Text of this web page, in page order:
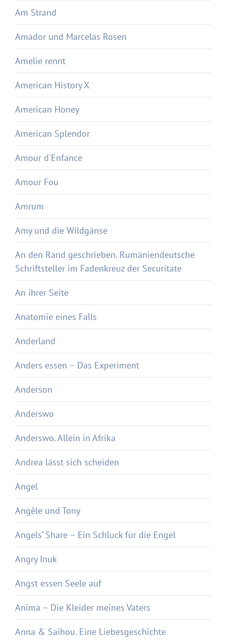
Am Strand
Amador und Marcelas Rosen
Amelie rennt
American History X
American Honey
American Splendor
Amour d'Enfance
Amour Fou
Amrum
Amy und die Wildgänse
An den Rand geschrieben. Rumäniendeutsche
Schriftsteller im Fadenkreuz der Securitate
An ihrer Seite
Anatomie eines Falls
Anderland
Anders essen – Das Experiment
Anderson
Anderswo
Anderswo. Allein in Afrika
Andrea lässt sich scheiden
Angel
Angèle und Tony
Angels‘ Share – Ein Schluck für die Engel
Angry Inuk
Angst essen Seele auf
Anima – Die Kleider meines Vaters
Anna & Saihou. Eine Liebesgeschichte